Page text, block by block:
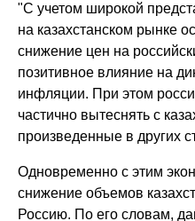
"С учетом широкой
на казахстанском рынке
снижение цен на
позитивное влияние на
инфляции. При этом
частично вытеснять с
произведенные в других
Одновременно с этим
снижение объемов
Россию. По его словам,